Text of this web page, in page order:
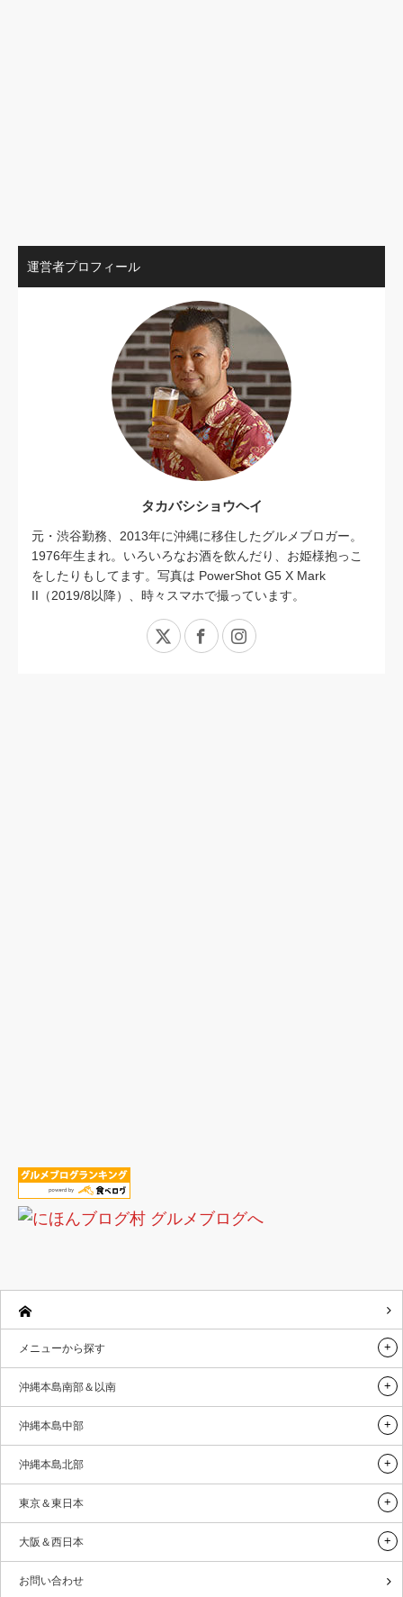
運営者プロフィール
タカバシショウヘイ
元・渋谷勤務、2013年に沖縄に移住したグルメブロガー。
1976年生まれ。いろいろなお酒を飲んだり、お姫様抱っこ
をしたりもしてます。写真は PowerShot G5 X Mark
II（2019/8以降）、時々スマホで撮っています。
X FacebookInstagram
メニューから探す
沖縄本島南部＆以南
沖縄本島中部
沖縄本島北部
東京＆東日本
大阪＆西日本
お問い合わせ